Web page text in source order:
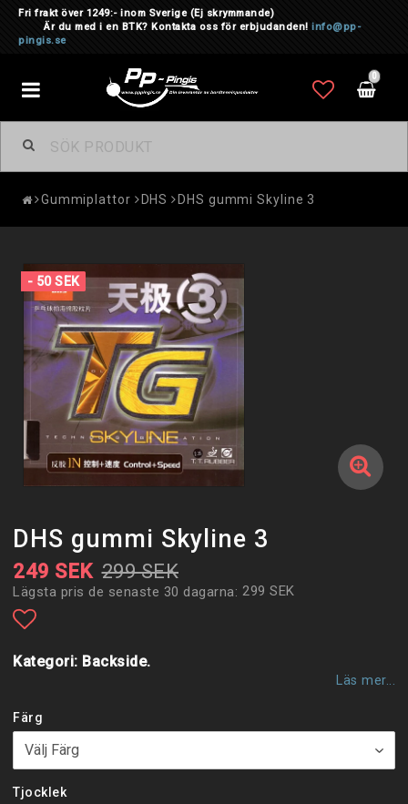
Fri frakt över 1249:- inom Sverige (Ej skrymmande)
Är du med i en BTK? Kontakta oss för erbjudanden! info@pp-
pingis.se
0
Toggle
navigation
Gummiplattor DHS DHS gummi Skyline 3
- 50 SEK
DHS gummi Skyline 3
299 SEK
249 SEK
Lägsta pris de senaste 30 dagarna 299 SEK
Lägg till i favoritlistan
Kategori: Backside.
Läs mer...
Färg
Tjocklek